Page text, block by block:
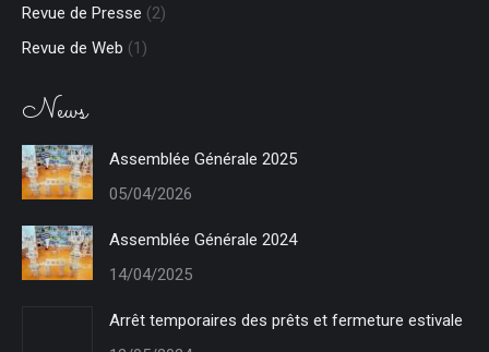
Revue de Presse (2)
Revue de Web (1)
News
Assemblée Générale 2025
05/04/2026
Assemblée Générale 2024
14/04/2025
Arrêt temporaires des prêts et fermeture estivale